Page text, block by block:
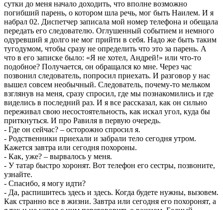
сутки до меня начало доходить, что вполне возможно
погибший парень, о котором шла речь, мог быть Наилем. И я
набрал 02. Диспетчер записала мой номер телефона и обещала
передать его следователю. Оглушенный событием и немного
одуревший я долго не мог прийти в себя. Надо же быть таким
тугодумом, чтобы сразу не определить что это за парень. А
что в его записке было: «Я не хотел, Андрей!» или что-то
подобное? Получается, он обращался ко мне. Через час
позвонил следователь, попросил приехать. И разговор у нас
вышел совсем необычный. Следователь, почему-то мельком
взглянув на меня, сразу спросил, где мы познакомились и где
виделись в последний раз. И я все рассказал, как он сильно
переживал свою несостоятельность, как искал угол, куда бы
приткнуться. И про Равиля в первую очередь.
- Где он сейчас? – осторожно спросил я.
- Родственники приехали и забрали тело сегодня утром.
Кажется завтра или сегодня похороны.
- Как, уже? – вырвалось у меня.
- У татар быстро хоронят. Вот телефон его сестры, позвоните,
узнайте.
- Спасибо, я могу идти?
- Да, распишитесь здесь и здесь. Когда будете нужны, вызовем.
Как странно все в жизни. Завтра или сегодня его похоронят, а